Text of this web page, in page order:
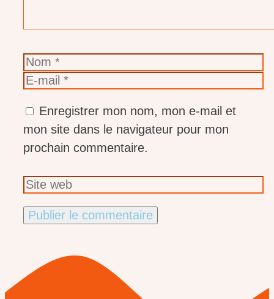
Nom
E-
Enregistrer mon nom, mon e-mail et
mon site dans le navigateur pour mon
prochain commentaire.
Site